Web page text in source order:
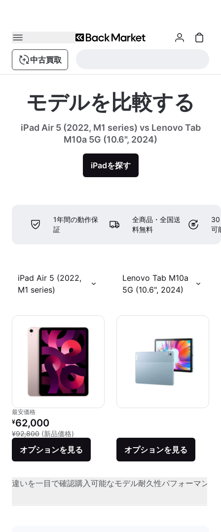
中古買取
モデルを比較する
iPad Air 5 (2022, M1 series) vs Lenovo Tab
M10a 5G (10.6", 2024)
iPadを探す
1年間の動作保
証
全商品・全国送
料無料
30
可
iPad Air 5 (2022,
M1 series)
Lenovo Tab M10a
5G (10.6", 2024)
最安価格
リファービッシュ品の価格：
¥62,000
¥92,800 (新品価格)
オプションを見る オプションを見る
違いを一目で確認購入可能なモデル耐久性パフォーマンス